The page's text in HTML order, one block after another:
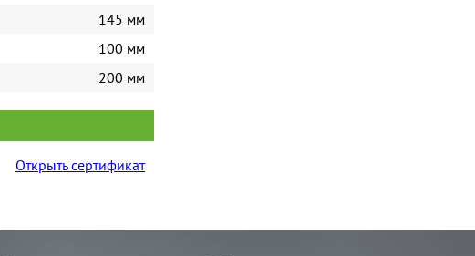
145 мм
100 мм
200 мм
Открыть сертификат